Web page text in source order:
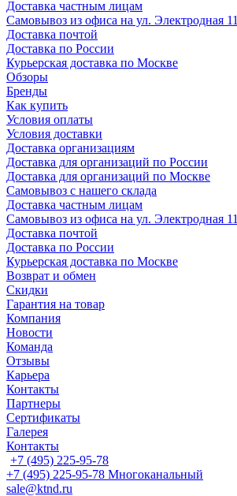
Доставка частным лицам
Самовывоз из офиса на ул. Электродная 11
Доставка почтой
Доставка по России
Курьерская доставка по Москве
Обзоры
Бренды
Как купить
Условия оплаты
Условия доставки
Доставка организациям
Доставка для организаций по России
Доставка для организаций по Москве
Самовывоз с нашего склада
Доставка частным лицам
Самовывоз из офиса на ул. Электродная 11
Доставка почтой
Доставка по России
Курьерская доставка по Москве
Возврат и обмен
Скидки
Гарантия на товар
Компания
Новости
Команда
Отзывы
Карьера
Контакты
Партнеры
Сертификаты
Галерея
Контакты
+7 (495) 225-95-78
+7 (495) 225-95-78 Многоканальный
sale@ktnd.ru